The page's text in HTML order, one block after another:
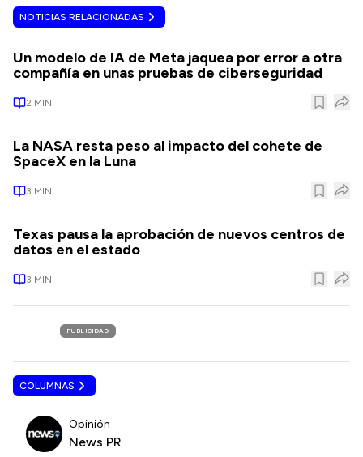
NOTICIAS RELACIONADAS
Un modelo de IA de Meta jaquea por error a otra
compañía en unas pruebas de ciberseguridad
2 MIN
La NASA resta peso al impacto del cohete de
SpaceX en la Luna
3 MIN
Texas pausa la aprobación de nuevos centros de
datos en el estado
3 MIN
PUBLICIDAD
COLUMNAS
Opinión
News PR